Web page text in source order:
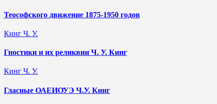
Теософского движение 1875-1950 годов
Кинг Ч. У.
Гностики и их реликвии Ч. У. Кинг
Кинг Ч. У.
Гласные ОАЕИО̄УЭ Ч.У. Кинг